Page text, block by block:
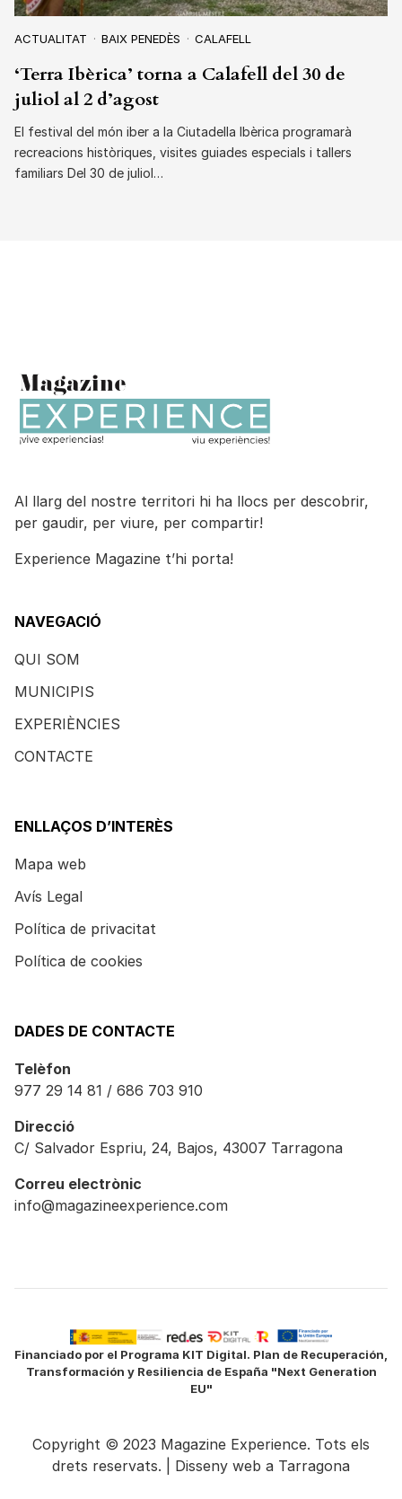
ACTUALITAT BAIX PENEDÈS CALAFELL
‘Terra Ibèrica’ torna a Calafell del 30 de
juliol al 2 d’agost
El festival del món iber a la Ciutadella Ibèrica programarà
recreacions històriques, visites guiades especials i tallers
familiars Del 30 de juliol…
Al llarg del nostre territori hi ha llocs per descobrir,
per gaudir, per viure, per compartir!
Experience Magazine t’hi porta!
NAVEGACIÓ
QUI SOM
MUNICIPIS
EXPERIÈNCIES
CONTACTE
ENLLAÇOS D’INTERÈS
Mapa web
Avís Legal
Política de privacitat
Política de cookies
DADES DE CONTACTE
Telèfon
977 29 14 81 / 686 703 910
Direcció
C/ Salvador Espriu, 24, Bajos, 43007 Tarragona
Correu electrònic
info@magazineexperience.com
Financiado por el Programa KIT Digital. Plan de Recuperación,
Transformación y Resiliencia de España "Next Generation
EU"
Copyright © 2023 Magazine Experience. Tots els
drets reservats. | Disseny web a Tarragona